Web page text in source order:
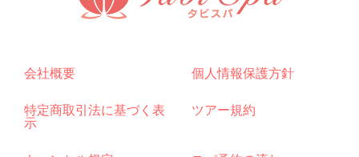
会社概要 個人情報保護方針
特定商取引法に基づく表
示
ツアー規約